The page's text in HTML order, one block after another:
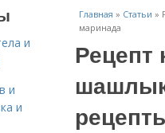
Главная » Статьи »
маринада
Рецепт
шашлык
и
и
и